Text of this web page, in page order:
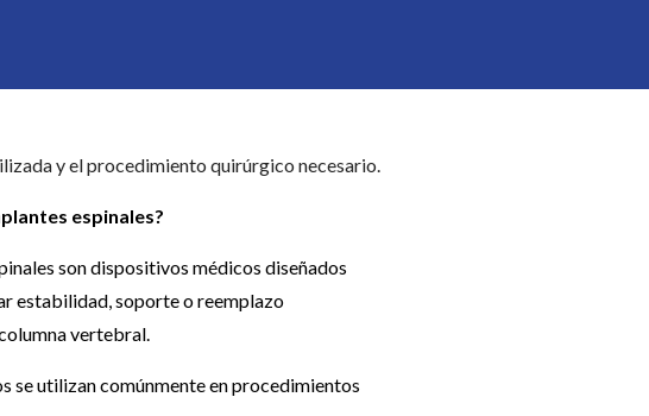
y el procedimiento quirúrgico necesario.
espinales?
son dispositivos médicos diseñados
estabilidad, soporte o reemplazo
vertebral.
se utilizan comúnmente en procedimientos